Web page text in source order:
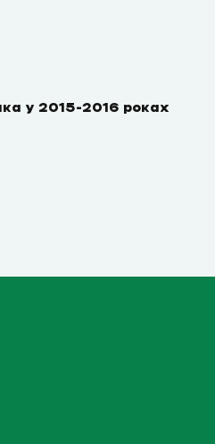
у 2015-2016 роках